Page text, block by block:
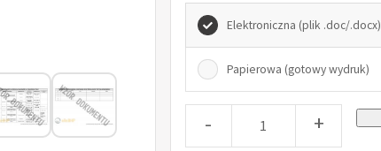
Elektroniczna (plik .doc/.docx)
Papierowa (gotowy wydruk)
- +